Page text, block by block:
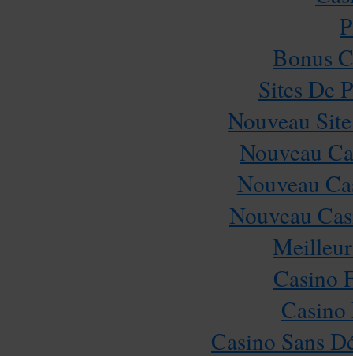
Bonus
Sites De
Nouveau
Nouveau
Nouveau
Nouveau
Casino
Casino Sans